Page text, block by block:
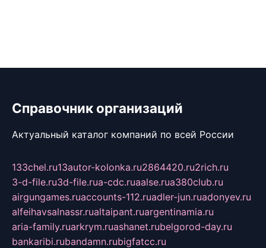
Справочник организаций
Актуальный каталог компаний по всей России
133chel.ru13autor-kolonka.ru2864420.ru2rich.ru
3-d-file.ru3d-file.rua-cdc.ruaalse.rua380club.ru
airgungames.ruaccounts-112.ruadler-jun.ruadonyev.ru
alfeihavsalnassr.rualtaipant.ruargentinamia.ru
aria-family.ruarkrym.ruashanet.rubelgorod-day.ru
bankaribi.rubandamn.rubigfatcc.ru